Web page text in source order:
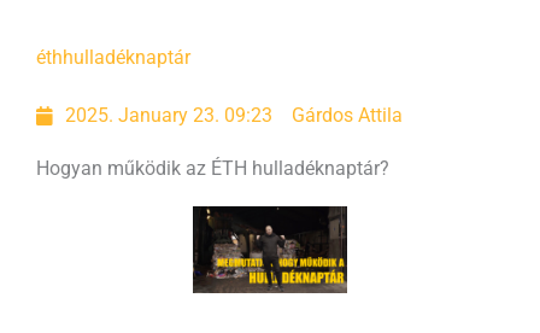
éthhulladéknaptár
2025. January 23. 09:23 Gárdos Attila
Hogyan működik az ÉTH hulladéknaptár?